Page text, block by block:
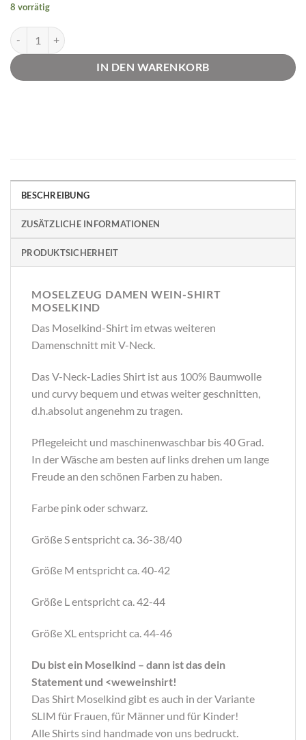
8 vorrätig
T-Shirt Moselkind Damen 2 Farben | Moselzeug Menge
IN DEN WARENKORB
BESCHREIBUNG
ZUSÄTZLICHE INFORMATIONEN
PRODUKTSICHERHEIT
MOSELZEUG DAMEN WEIN-SHIRT
MOSELKIND
Das Moselkind-Shirt im etwas weiteren
Damenschnitt mit V-Neck.
Das V-Neck-Ladies Shirt ist aus 100% Baumwolle
und curvy bequem und etwas weiter geschnitten,
d.h.absolut angenehm zu tragen.
Pflegeleicht und maschinenwaschbar bis 40 Grad.
In der Wäsche am besten auf links drehen um lange
Freude an den schönen Farben zu haben.
Farbe pink oder schwarz.
Größe S entspricht ca. 36-38/40
Größe M entspricht ca. 40-42
Größe L entspricht ca. 42-44
Größe XL entspricht ca. 44-46
Du bist ein Moselkind – dann ist das dein
Statement und <weweinshirt!
Das Shirt Moselkind gibt es auch in der Variante
SLIM für Frauen, für Männer und für Kinder!
Alle Shirts sind handmade von uns bedruckt.